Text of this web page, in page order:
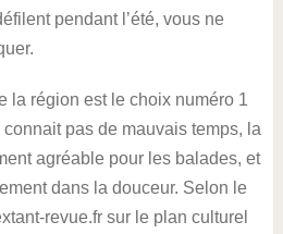
pendant l’été, vous ne
la région est le choix numéro 1
pas de mauvais temps, la
agréable pour les balades, et
dans la douceur. Selon le
revue.fr sur le plan culturel